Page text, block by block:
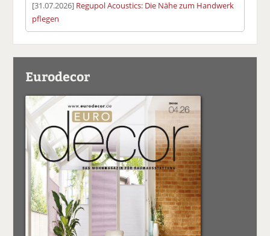
[31.07.2026] Regupol Acoustics: Die Nähe zum Handwerk
pflegen
Eurodecor